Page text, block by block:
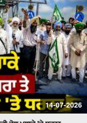
14-07-2026